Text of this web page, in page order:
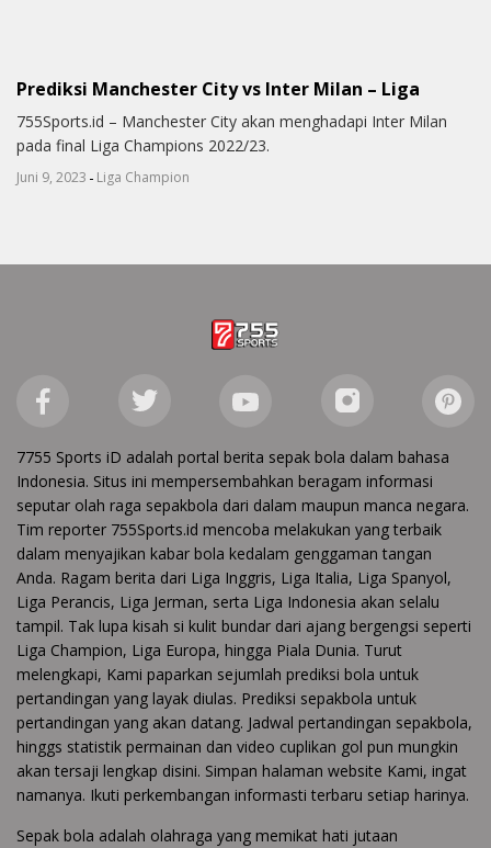
Prediksi Manchester City vs Inter Milan – Liga
755Sports.id – Manchester City akan menghadapi Inter Milan
pada final Liga Champions 2022/23.
Juni 9, 2023 - Liga Champion
7755 Sports iD adalah portal berita sepak bola dalam bahasa
Indonesia. Situs ini mempersembahkan beragam informasi
seputar olah raga sepakbola dari dalam maupun manca negara.
Tim reporter 755Sports.id mencoba melakukan yang terbaik
dalam menyajikan kabar bola kedalam genggaman tangan
Anda. Ragam berita dari Liga Inggris, Liga Italia, Liga Spanyol,
Liga Perancis, Liga Jerman, serta Liga Indonesia akan selalu
tampil. Tak lupa kisah si kulit bundar dari ajang bergengsi seperti
Liga Champion, Liga Europa, hingga Piala Dunia. Turut
melengkapi, Kami paparkan sejumlah prediksi bola untuk
pertandingan yang layak diulas. Prediksi sepakbola untuk
pertandingan yang akan datang. Jadwal pertandingan sepakbola,
hinggs statistik permainan dan video cuplikan gol pun mungkin
akan tersaji lengkap disini. Simpan halaman website Kami, ingat
namanya. Ikuti perkembangan informasti terbaru setiap harinya.
Sepak bola adalah olahraga yang memikat hati jutaan